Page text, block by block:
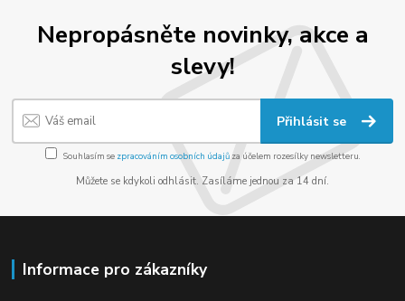
Nepropásněte novinky, akce a
slevy!
Přihlásit se
Souhlasím se zpracováním osobních údajůza účelem rozesílky newsletteru.
Můžete se kdykoli odhlásit. Zasíláme jednou za 14 dní.
Informace pro zákazníky